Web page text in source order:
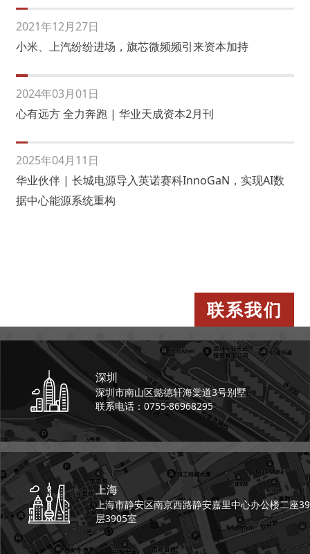
2021年12月27日
小米、上汽纷纷进场，旗芯微频频引来资本加持
2024年03月01日
心有远方 全力奔跑 | 华业天成资本2月刊
2025年04月11日
华业伙伴 | 长城电源导入英诺赛科InnoGaN，实现AI数
据中心能源系统重构
联系我们
深圳
深圳市南山区懿德轩海棠道3号别墅
联系电话：0755-86968295
上海
上海市静安区南京西路静安嘉里中心办公楼二座39
层3905室